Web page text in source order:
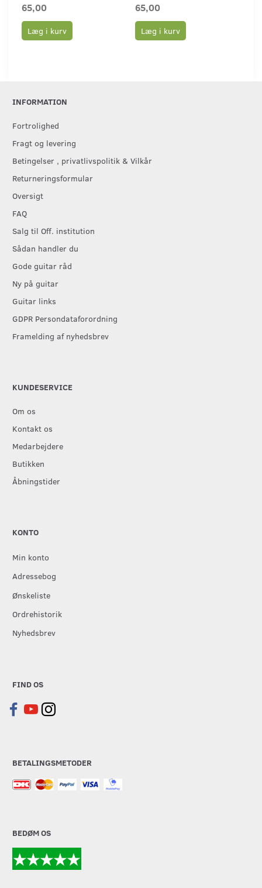
65,00
Læg i kurv
65,00
Læg i kurv
INFORMATION
Fortrolighed
Fragt og levering
Betingelser , privatlivspolitik & Vilkår
Returneringsformular
Oversigt
FAQ
Salg til Off. institution
Sådan handler du
Gode guitar råd
Ny på guitar
Guitar links
GDPR Persondataforordning
Framelding af nyhedsbrev
KUNDESERVICE
Om os
Kontakt os
Medarbejdere
Butikken
Åbningstider
KONTO
Min konto
Adressebog
Ønskeliste
Ordrehistorik
Nyhedsbrev
FIND OS
BETALINGSMETODER
BEDØM OS